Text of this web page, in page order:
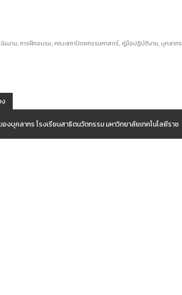
นงาน,การฝึกอบรม,คณะสถาปัตยกรรมศาสตร์,คู่มือปฏิบัติงาน,บุคลากร
บุคลากร โรงเรียนสาธิตนวัตกรรม มหาวิทยาลัยเทคโนโลยีราช